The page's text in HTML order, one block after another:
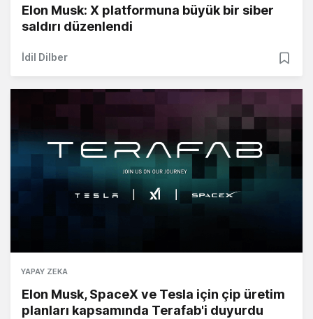
Elon Musk: X platformuna büyük bir siber
saldırı düzenlendi
İdil Dilber
YAPAY ZEKA
Elon Musk, SpaceX ve Tesla için çip üretim
planları kapsamında Terafab'i duyurdu